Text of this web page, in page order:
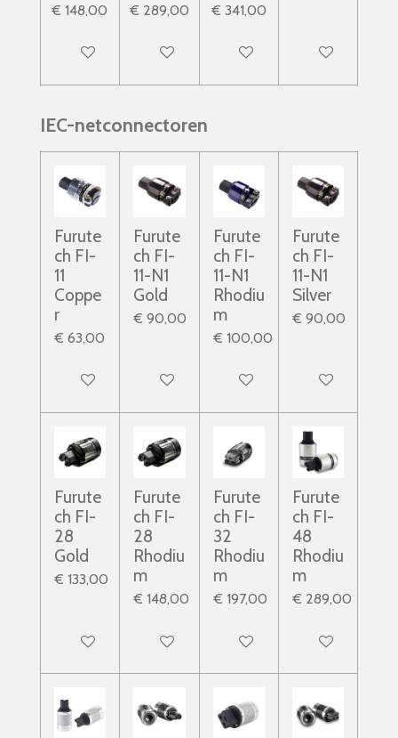
€ 148,00
In winkelwagen
€ 289,00
In winkelwagen
€ 341,00
In winkelwagenIn winkelwagen
IEC-netconnectoren
Furute
ch FI-
11
Coppe
r
€ 63,00
In winkelwagen
Furute
ch FI-
11-N1
Gold
€ 90,00
In winkelwagen
Furute
ch FI-
11-N1
Rhodiu
m
€ 100,00
In winkelwagen
Furute
ch FI-
11-N1
Silver
€ 90,00
In winkelwagen
Furute
ch FI-
28
Gold
€ 133,00
In winkelwagen
Furute
ch FI-
28
Rhodiu
m
€ 148,00
In winkelwagen
Furute
ch FI-
32
Rhodiu
m
€ 197,00
In winkelwagen
Furute
ch FI-
48
Rhodiu
m
€ 289,00
In winkelwagen